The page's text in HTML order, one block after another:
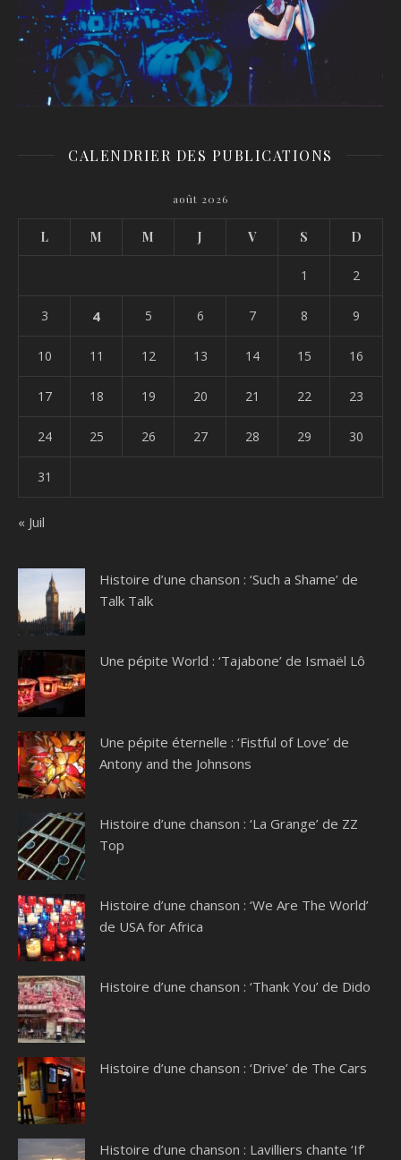
CALENDRIER DES PUBLICATIONS
août 2026
L M M J V S D
1 2
3 4 5 6 7 8 9
10 11 12 13 14 15 16
17 18 19 20 21 22 23
24 25 26 27 28 29 30
31
« Juil
Histoire d’une chanson : ‘Such a Shame’ de
Talk Talk
Une pépite World : ‘Tajabone’ de Ismaël Lô
Une pépite éternelle : ‘Fistful of Love’ de
Antony and the Johnsons
Histoire d’une chanson : ‘La Grange’ de ZZ
Top
Histoire d’une chanson : ‘We Are The World’
de USA for Africa
Histoire d’une chanson : ‘Thank You’ de Dido
Histoire d’une chanson : ‘Drive’ de The Cars
Histoire d’une chanson : Lavilliers chante ‘If’